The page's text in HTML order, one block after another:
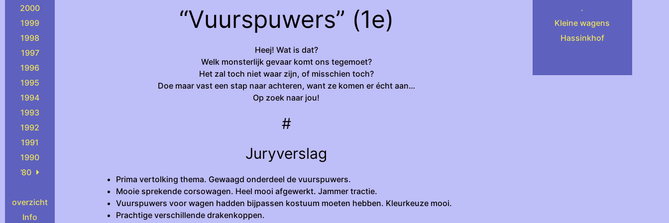
2000
1999
1998
1997
1996
1995
1994
1993
1992
1991
1990
’80
overzicht
Info
“Vuurspuwers” (1e)
Heej! Wat is dat?
Welk monsterlijk gevaar komt ons tegemoet?
Het zal toch niet waar zijn, of misschien toch?
Doe maar vast een stap naar achteren, want ze komen er écht aan…
Op zoek naar jou!
#
Juryverslag
Prima vertolking thema. Gewaagd onderdeel de vuurspuwers.
Mooie sprekende corsowagen. Heel mooi afgewerkt. Jammer tractie.
Vuurspuwers voor wagen hadden bijpassen kostuum moeten hebben. Kleurkeuze mooi.
Prachtige verschillende drakenkoppen.
.
Kleine wagens
Hassinkhof